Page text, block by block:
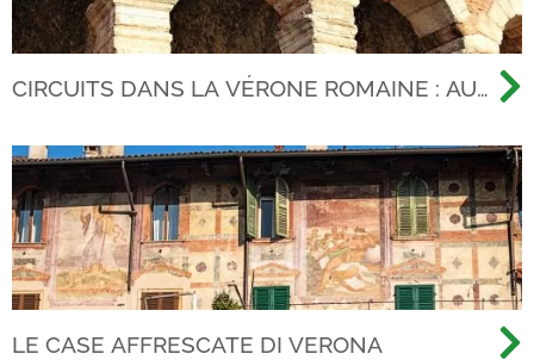
CIRCUITS DANS LA VÉRONE ROMAINE : AU-
LA VILLE ANTIQUE
LE CASE AFFRESCATE DI VERONA